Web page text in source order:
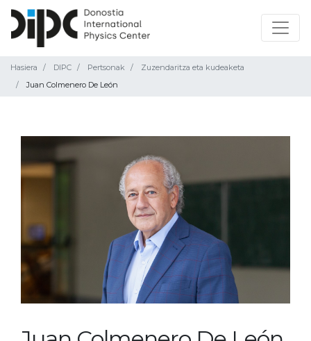
Hasiera DIPC Pertsonak
Zuzendaritza eta kudeaketa
Juan Colmenero De León